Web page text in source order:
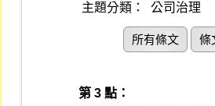
主題分類： 公司治理
所有條文 條
第 3 點：